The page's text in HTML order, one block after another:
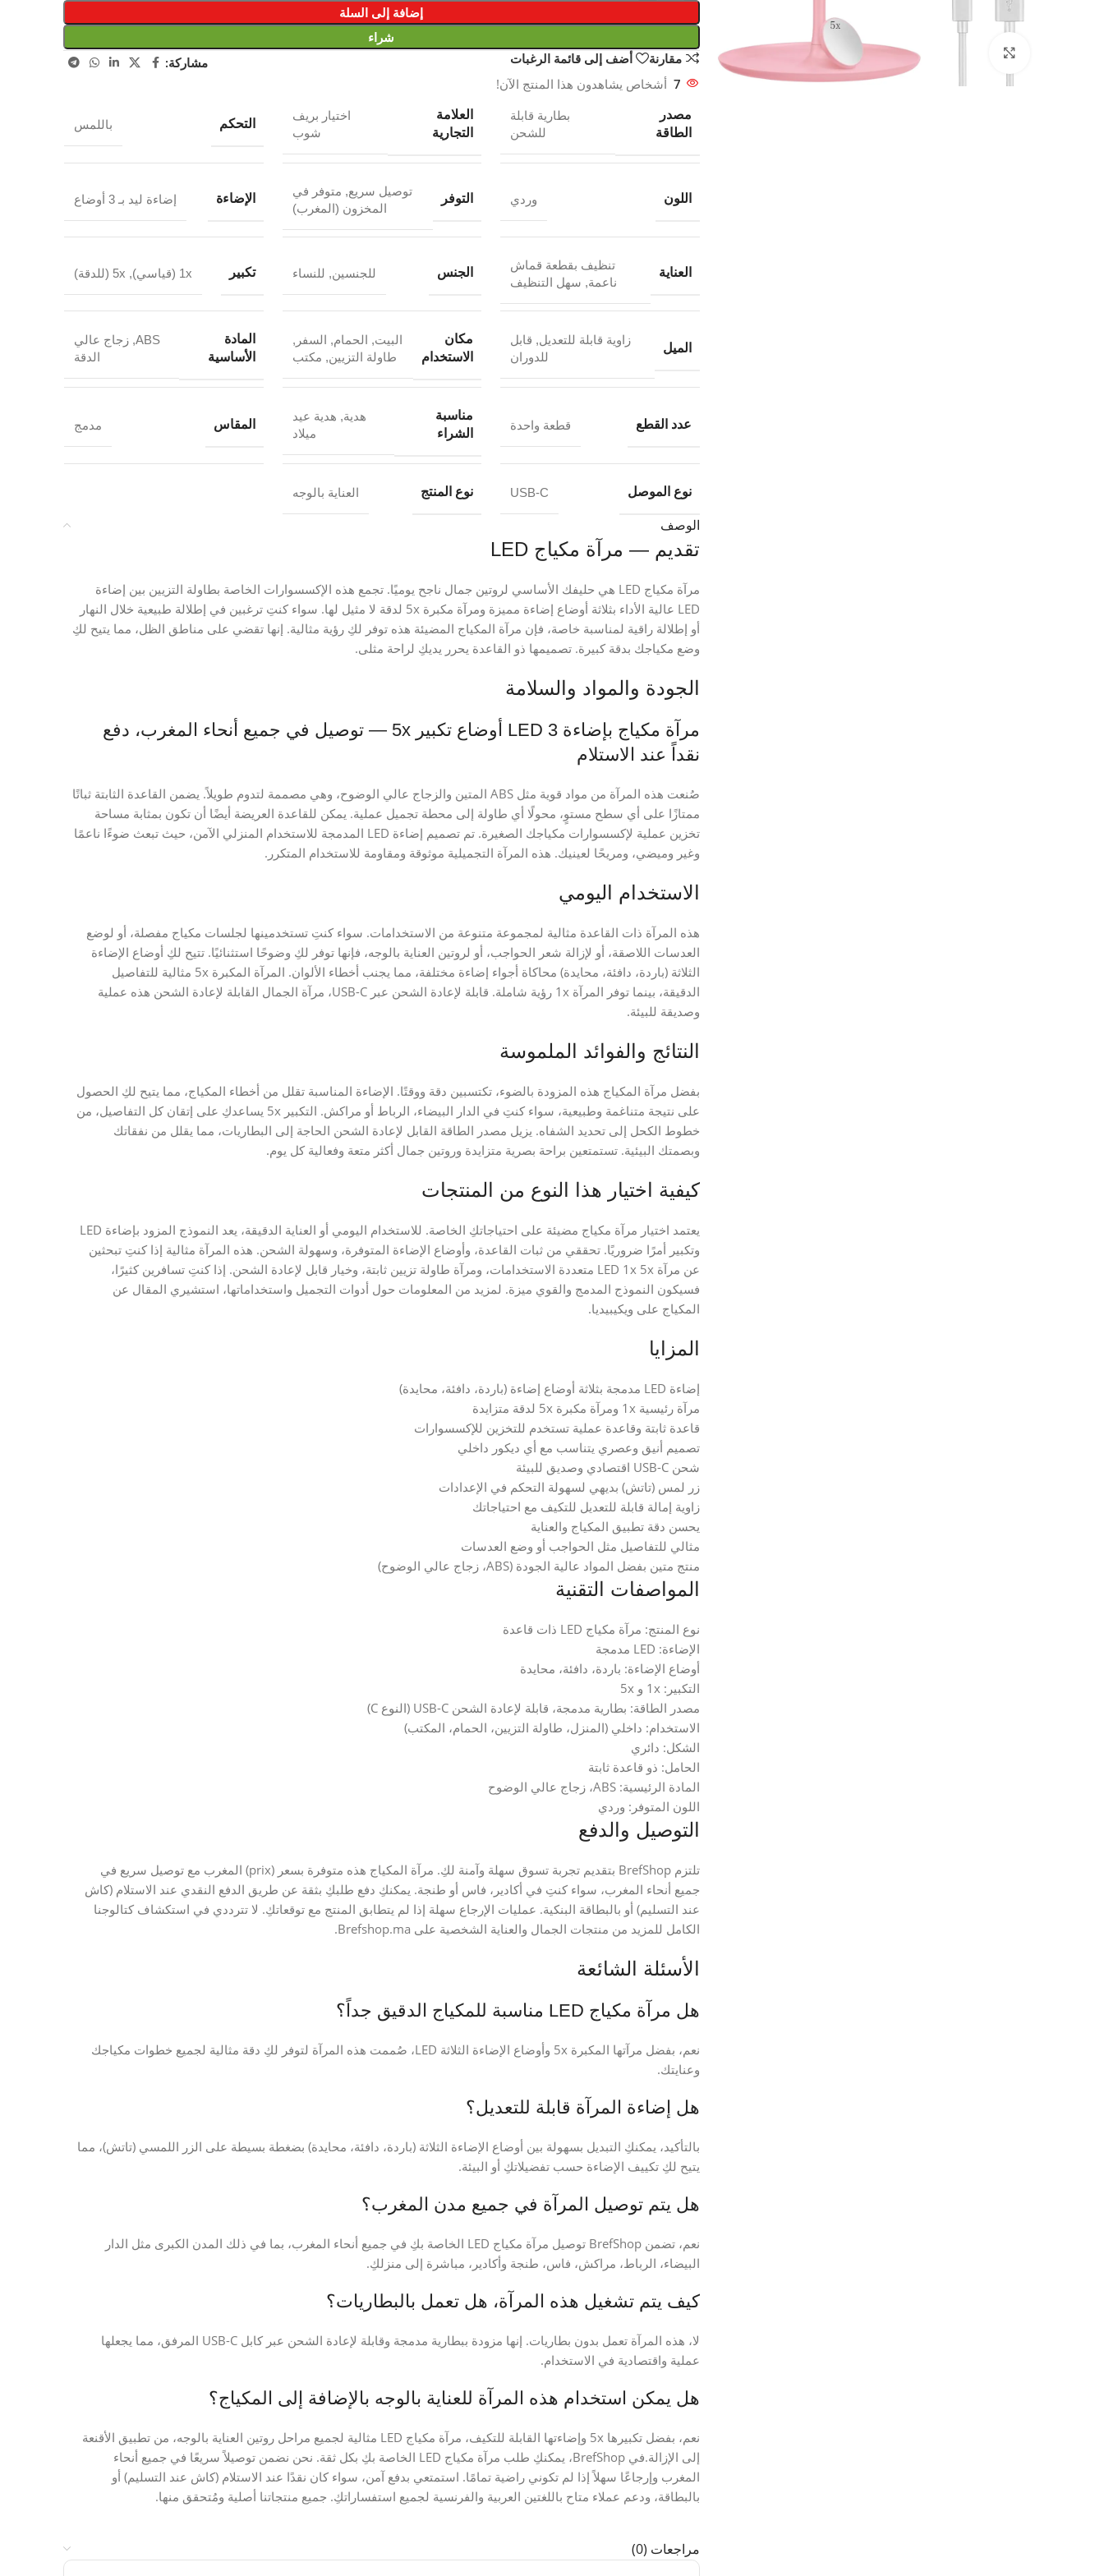
إضافة إلى السلة
شراء
مقارنة
أضف إلى قائمة الرغبات
مشاركة:
7 أشخاص يشاهدون هذا المنتج الآن!
مصدر
الطاقة
بطارية قابلة
للشحن
العلامة
التجارية
اختيار بريف
شوب
التحكم باللمس
اللون وردي التوفر
توصيل سريع, متوفر في
المخزون (المغرب)
الإضاءة إضاءة ليد بـ 3 أوضاع
العناية
تنظيف بقطعة قماش
ناعمة, سهل التنظيف
الجنس للجنسين, للنساء تكبير 1x (قياسي) , 5x (للدقة)
الميل
زاوية قابلة للتعديل, قابل
للدوران
مكان
الاستخدام
البيت, الحمام, السفر ,
طاولة التزيين, مكتب
المادة
الأساسية
ABS
,زجاج عالي
الدقة
عدد القطع قطعة واحدة
مناسبة
الشراء
هدية, هدية عيد
ميلاد
المقاس مدمج
نوع الموصل USB-C نوع المنتج العناية بالوجه
الوصف
تقديم — مرآة مكياج LED
مرآة مكياج LED هي حليفك الأساسي لروتين جمال ناجح يوميًا. تجمع هذه الإكسسوارات الخاصة بطاولة التزيين بين إضاءة
LED عالية الأداء بثلاثة أوضاع إضاءة مميزة ومرآة مكبرة 5x لدقة لا مثيل لها. سواء كنتِ ترغبين في إطلالة طبيعية خلال النهار
أو إطلالة راقية لمناسبة خاصة، فإن مرآة المكياج المضيئة هذه توفر لكِ رؤية مثالية. إنها تقضي على مناطق الظل، مما يتيح لكِ
وضع مكياجك بدقة كبيرة. تصميمها ذو القاعدة يحرر يديكِ لراحة مثلى.
الجودة والمواد والسلامة
مرآة مكياج بإضاءة LED 3 أوضاع تكبير 5x — توصيل في جميع أنحاء المغرب، دفع
نقداً عند الاستلام
صُنعت هذه المرآة من مواد قوية مثل ABS المتين والزجاج عالي الوضوح، وهي مصممة لتدوم طويلاً. يضمن القاعدة الثابتة ثباتًا
ممتازًا على أي سطح مستوٍ، محولًا أي طاولة إلى محطة تجميل عملية. يمكن للقاعدة العريضة أيضًا أن تكون بمثابة مساحة
تخزين عملية لإكسسوارات مكياجك الصغيرة. تم تصميم إضاءة LED المدمجة للاستخدام المنزلي الآمن، حيث تبعث ضوءًا ناعمًا
وغير وميضي، ومريحًا لعينيك. هذه المرآة التجميلية موثوقة ومقاومة للاستخدام المتكرر.
الاستخدام اليومي
هذه المرآة ذات القاعدة مثالية لمجموعة متنوعة من الاستخدامات. سواء كنتِ تستخدمينها لجلسات مكياج مفصلة، أو لوضع
العدسات اللاصقة، أو لإزالة شعر الحواجب، أو لروتين العناية بالوجه، فإنها توفر لكِ وضوحًا استثنائيًا. تتيح لكِ أوضاع الإضاءة
الثلاثة (باردة، دافئة، محايدة) محاكاة أجواء إضاءة مختلفة، مما يجنب أخطاء الألوان. المرآة المكبرة 5x مثالية للتفاصيل
الدقيقة، بينما توفر المرآة 1x رؤية شاملة. قابلة لإعادة الشحن عبر USB-C، مرآة الجمال القابلة لإعادة الشحن هذه عملية
وصديقة للبيئة.
النتائج والفوائد الملموسة
بفضل مرآة المكياج هذه المزودة بالضوء، تكتسبين دقة ووقتًا. الإضاءة المناسبة تقلل من أخطاء المكياج، مما يتيح لكِ الحصول
على نتيجة متناغمة وطبيعية، سواء كنتِ في الدار البيضاء، الرباط أو مراكش. التكبير 5x يساعدكِ على إتقان كل التفاصيل، من
خطوط الكحل إلى تحديد الشفاه. يزيل مصدر الطاقة القابل لإعادة الشحن الحاجة إلى البطاريات، مما يقلل من نفقاتك
وبصمتك البيئية. تستمتعين براحة بصرية متزايدة وروتين جمال أكثر متعة وفعالية كل يوم.
كيفية اختيار هذا النوع من المنتجات
يعتمد اختيار مرآة مكياج مضيئة على احتياجاتكِ الخاصة. للاستخدام اليومي أو العناية الدقيقة، يعد النموذج المزود بإضاءة LED
وتكبير أمرًا ضروريًا. تحققي من ثبات القاعدة، وأوضاع الإضاءة المتوفرة، وسهولة الشحن. هذه المرآة مثالية إذا كنتِ تبحثين
عن مرآة LED 1x 5x متعددة الاستخدامات، ومرآة طاولة تزيين ثابتة، وخيار قابل لإعادة الشحن. إذا كنتِ تسافرين كثيرًا،
فسيكون النموذج المدمج والقوي ميزة. لمزيد من المعلومات حول أدوات التجميل واستخداماتها، استشيري المقال عن
المكياج على ويكيبيديا.
المزايا
إضاءة LED مدمجة بثلاثة أوضاع إضاءة (باردة، دافئة، محايدة)
مرآة رئيسية 1x ومرآة مكبرة 5x لدقة متزايدة
قاعدة ثابتة وقاعدة عملية تستخدم للتخزين للإكسسوارات
تصميم أنيق وعصري يتناسب مع أي ديكور داخلي
شحن USB-C اقتصادي وصديق للبيئة
زر لمس (تاتش) بديهي لسهولة التحكم في الإعدادات
زاوية إمالة قابلة للتعديل للتكيف مع احتياجاتك
يحسن دقة تطبيق المكياج والعناية
مثالي للتفاصيل مثل الحواجب أو وضع العدسات
منتج متين بفضل المواد عالية الجودة (ABS، زجاج عالي الوضوح)
المواصفات التقنية
نوع المنتج: مرآة مكياج LED ذات قاعدة
الإضاءة: LED مدمجة
أوضاع الإضاءة: باردة، دافئة، محايدة
التكبير: 1x و 5x
مصدر الطاقة: بطارية مدمجة، قابلة لإعادة الشحن USB-C (النوع C)
الاستخدام: داخلي (المنزل، طاولة التزيين، الحمام، المكتب)
الشكل: دائري
الحامل: ذو قاعدة ثابتة
المادة الرئيسية: ABS، زجاج عالي الوضوح
اللون المتوفر: وردي
التوصيل والدفع
تلتزم BrefShop بتقديم تجربة تسوق سهلة وآمنة لكِ. مرآة المكياج هذه متوفرة بسعر (prix) المغرب مع توصيل سريع في
جميع أنحاء المغرب، سواء كنتِ في أكادير، فاس أو طنجة. يمكنكِ دفع طلبكِ بثقة عن طريق الدفع النقدي عند الاستلام (كاش
عند التسليم) أو بالبطاقة البنكية. عمليات الإرجاع سهلة إذا لم يتطابق المنتج مع توقعاتكِ. لا تترددي في استكشاف كتالوجنا
الكامل للمزيد من منتجات الجمال والعناية الشخصية على Brefshop.ma.
الأسئلة الشائعة
هل مرآة مكياج LED مناسبة للمكياج الدقيق جداً؟
نعم، بفضل مرآتها المكبرة 5x وأوضاع الإضاءة الثلاثة LED، صُممت هذه المرآة لتوفر لكِ دقة مثالية لجميع خطوات مكياجك
وعنايتك.
هل إضاءة المرآة قابلة للتعديل؟
بالتأكيد، يمكنكِ التبديل بسهولة بين أوضاع الإضاءة الثلاثة (باردة، دافئة، محايدة) بضغطة بسيطة على الزر اللمسي (تاتش)، مما
يتيح لكِ تكييف الإضاءة حسب تفضيلاتكِ أو البيئة.
هل يتم توصيل المرآة في جميع مدن المغرب؟
نعم، تضمن BrefShop توصيل مرآة مكياج LED الخاصة بكِ في جميع أنحاء المغرب، بما في ذلك المدن الكبرى مثل الدار
البيضاء، الرباط، مراكش، فاس، طنجة وأكادير، مباشرة إلى منزلكِ.
كيف يتم تشغيل هذه المرآة، هل تعمل بالبطاريات؟
لا، هذه المرآة تعمل بدون بطاريات. إنها مزودة ببطارية مدمجة وقابلة لإعادة الشحن عبر كابل USB-C المرفق، مما يجعلها
عملية واقتصادية في الاستخدام.
هل يمكن استخدام هذه المرآة للعناية بالوجه بالإضافة إلى المكياج؟
نعم، بفضل تكبيرها 5x وإضاءتها القابلة للتكيف، مرآة مكياج LED مثالية لجميع مراحل روتين العناية بالوجه، من تطبيق الأقنعة
إلى الإزالة.في BrefShop، يمكنكِ طلب مرآة مكياج LED الخاصة بكِ بكل ثقة. نحن نضمن توصيلاً سريعًا في جميع أنحاء
المغرب وإرجاعًا سهلاً إذا لم تكوني راضية تمامًا. استمتعي بدفع آمن، سواء كان نقدًا عند الاستلام (كاش عند التسليم) أو
بالبطاقة، ودعم عملاء متاح باللغتين العربية والفرنسية لجميع استفساراتكِ. جميع منتجاتنا أصلية ومُتحقق منها.
مراجعات (0)